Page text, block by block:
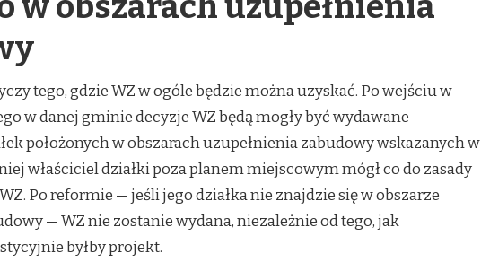
tego, gdzie WZ w ogóle będzie można uzyskać. Po wejściu w
w danej gminie decyzje WZ będą mogły być wydawane
położonych w obszarach uzupełnienia zabudowy wskazanych w
właściciel działki poza planem miejscowym mógł co do zasady
Po reformie — jeśli jego działka nie znajdzie się w obszarze
— WZ nie zostanie wydana, niezależnie od tego, jak
byłby projekt.